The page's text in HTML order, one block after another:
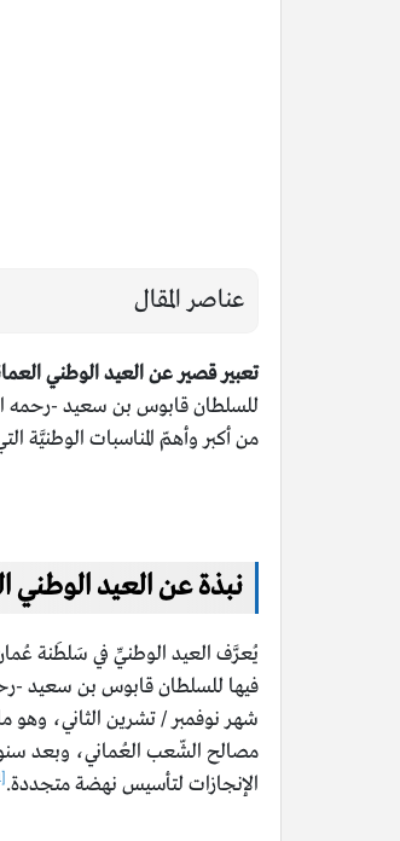
عناصر المقال
تعبير قصير عن العيد الوطني
للسلطان قابوس بن سعيد -رحمه
من أكبر وأهمّ المناسبات الوطنيَّة
نبذة عن العيد الوطني
يُعرَّف العيد الوطنيِّ في سَلطَنة
فيها للسلطان قابوس بن سعيد -
شهر نوفمبر / تشرين الثاني،
الإنجازات لتأسيس نهضة متجددة.[1]